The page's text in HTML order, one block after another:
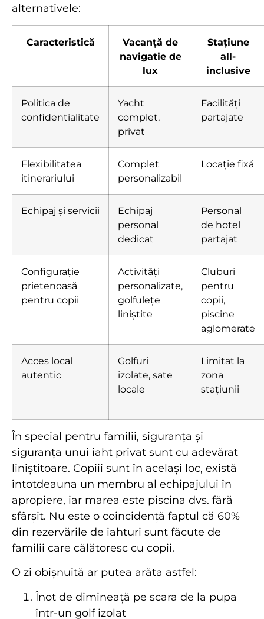
alternativele:
Caracteristică
Vacanță de
navigatie de
lux
Stațiune
all-
inclusive
Politica de
confidentialitate
Yacht
complet,
privat
Facilități
partajate
Flexibilitatea
itinerariului
Complet
personalizabil
Locație fixă
Echipaj și servicii
Echipaj
personal
dedicat
Personal
de hotel
partajat
Configurație
prietenoasă
pentru copii
Activități
personalizate,
golfulețe
liniștite
Cluburi
pentru
copii,
piscine
aglomerate
Acces local
autentic
Golfuri
izolate, sate
locale
Limitat la
zona
stațiunii
În special pentru familii, siguranța și
siguranța unui iaht privat sunt cu adevărat
liniștitoare. Copiii sunt în același loc, există
întotdeauna un membru al echipajului în
apropiere, iar marea este piscina dvs. fără
sfârșit. Nu este o coincidență faptul că 60%
din rezervările de iahturi sunt făcute de
familii care călătoresc cu copii.
O zi obișnuită ar putea arăta astfel:
Înot de dimineață pe scara de la pupa
într-un golf izolat